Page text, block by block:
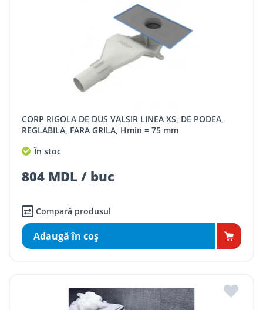
CORP RIGOLA DE DUS VALSIR LINEA XS, DE PODEA,
REGLABILA, FARA GRILA, Hmin = 75 mm
În stoc
804 MDL / buc
Compară produsul
Adaugă în coş